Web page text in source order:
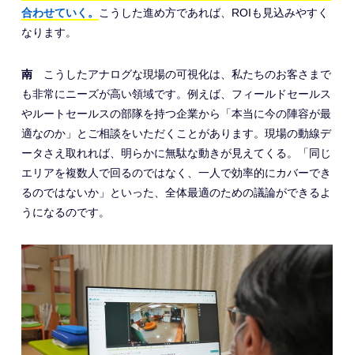
合わせていく。
こうした進め方であれば、ROIも見込みやすく
なります。
南こうしたアナログな現場の可視化は、私たちのお客さまで
も非常にニーズが高い領域です。例えば、フィールドセールス
やルートセールスの部隊を持つ企業から「本当に今の陣容が最
適なのか」とご相談をいただくことがあります。現場の動線デ
ータさえ取れれば、明らかに無駄な動きが見えてくる。「同じ
エリアを複数人で回るのではなく、一人で効率的にカバーでき
るのではないか」といった、全体最適のための議論ができるよ
うになるのです。